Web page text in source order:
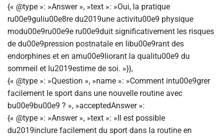
{« @type »: »Answer », »text »: »Oui, la pratique
ru00e9guliu00e8re du2019une activitu00e9 physique
modu00e9ru00e9e ru00e9duit significativement les risques
de du00e9pression postnatale en libu00e9rant des
endorphines et en amu00e9liorant la qualitu00e9 du
sommeil et lu2019estime de soi. »}},
{« @type »: »Question », »name »: »Comment intu00e9grer
facilement le sport dans une nouvelle routine avec
bu00e9bu00e9 ? », »acceptedAnswer »:
{« @type »: »Answer », »text »: »Il est possible
du2019inclure facilement du sport dans la routine en